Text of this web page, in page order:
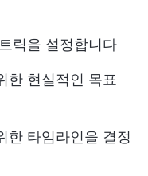
릭을 설정합니다
한 현실적인 목표
한 타임라인을 결정